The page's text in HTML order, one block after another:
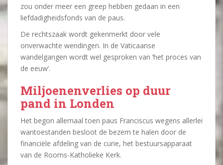
zou onder meer een greep hebben gedaan in een
liefdadigheidsfonds van de paus.
De rechtszaak wordt gekenmerkt door vele
onverwachte wendingen. In de Vaticaanse
wandelgangen wordt wel gesproken van ‘het proces van
de eeuw’.
Miljoenenverlies op duur
pand in Londen
Het begon allemaal toen paus Franciscus wegens allerlei
wantoestanden besloot de bezem te halen door de
financiële afdeling van de curie, het bestuursapparaat
van de Rooms-Katholieke Kerk.